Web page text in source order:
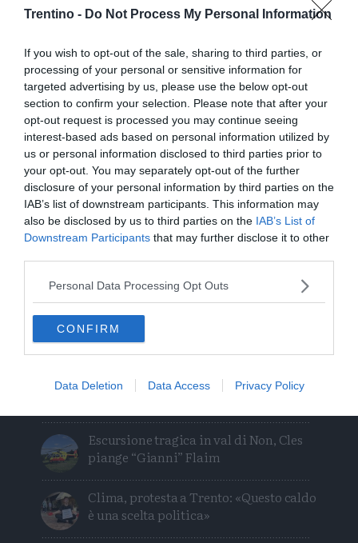
Trentino - Do Not Process My Personal Information
If you wish to opt-out of the sale, sharing to third parties, or
processing of your personal or sensitive information for
targeted advertising by us, please use the below opt-out
section to confirm your selection. Please note that after your
opt-out request is processed you may continue seeing
interest-based ads based on personal information utilized by
us or personal information disclosed to third parties prior to
your opt-out. You may separately opt-out of the further
disclosure of your personal information by third parties on the
IAB’s list of downstream participants. This information may
also be disclosed by us to third parties on the IAB’s List of
Downstream Participants that may further disclose it to other
Personal Data Processing Opt Outs
CONFIRM
Data Deletion Data Access Privacy Policy
residenziali e hanno provocato allagamenti nei
locali interrati. I vigili del fuoco professionisti e i
volontari di Bolzano, Gries e Aslago sono statik
impegnati con diversi uomini per diverse ore.
Condividi
questo
articolo
su
Whatsapp
Condividi
questo
articolo
su
Telegram
TwitterCondividi
Mail
Tags
Allagamenti Meteo
mappe degli avvistamenti possono
Escursione tragica in val di Non, Cles
piange “Gianni” Flaim
Clima, protesta a Trento: «Questo caldo
è una scelta politica»